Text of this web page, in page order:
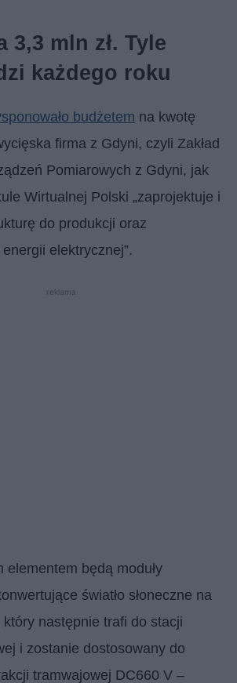
3,3 mln zł. Tyle
każdego roku
budżetem na kwotę
firma z Gdyni, czyli Zakład
Pomiarowych z Gdyni, jak
Wirtualnej Polski „zaprojektuje i
do produkcji oraz
elektrycznej”.
reklama
elementem będą moduły
światło słoneczne na
który następnie trafi do stacji
i zostanie dostosowany do
tramwajowej DC660 V –